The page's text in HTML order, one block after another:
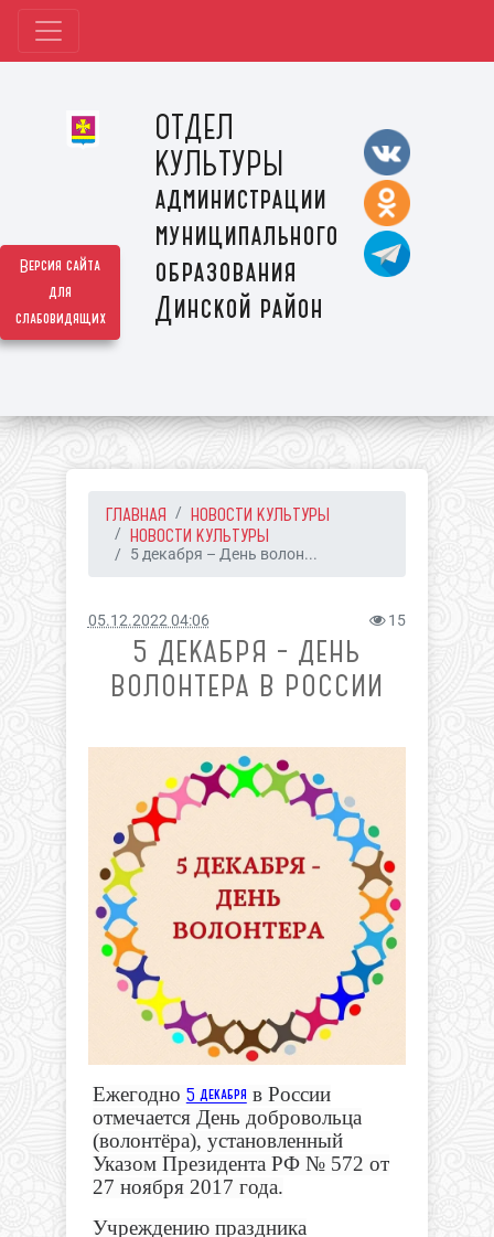
Версия сайта
для
слабовидящих
ОТДЕЛ
КУЛЬТУРЫ
администрации
муниципального
образования
Динской район
ГЛАВНАЯ
НОВОСТИ КУЛЬТУРЫ
НОВОСТИ КУЛЬТУРЫ
5 декабря – День волон...
05.12.2022 04:06 15
5 ДЕКАБРЯ – ДЕНЬ
ВОЛОНТЕРА В РОССИИ
Ежегодно 5 декабря в России
отмечается День добровольца
(волонтёра), установленный
Указом Президента РФ № 572 от
27 ноября 2017 года.
Учреждению праздника